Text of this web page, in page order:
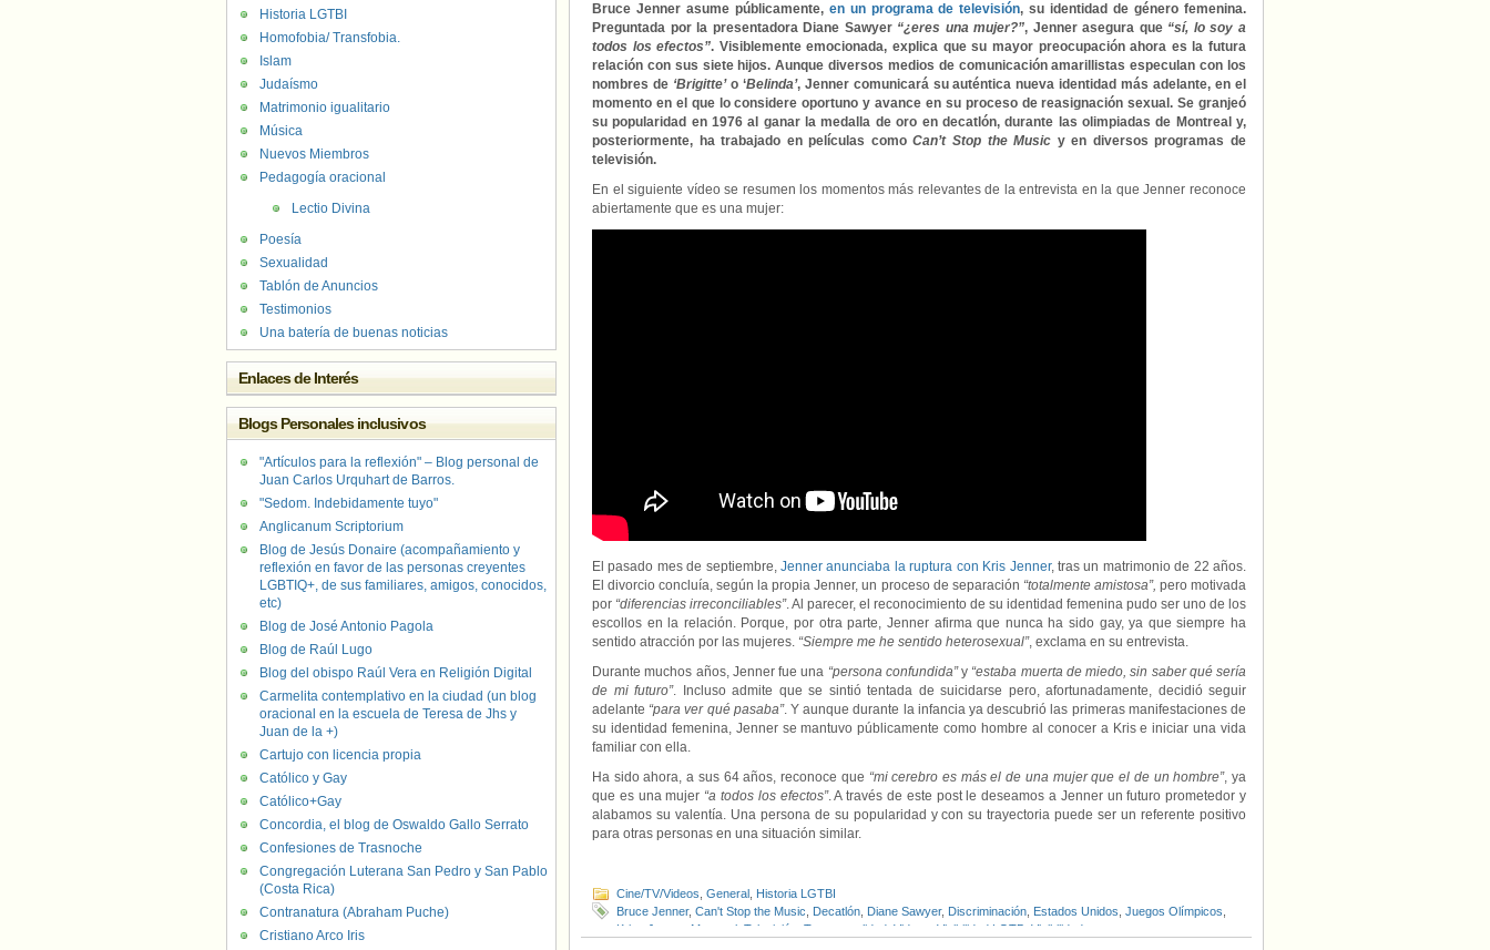
Bruce Jenner asume públicamente, en un programa de televisión, su identidad de género femenina.
Preguntada por la presentadora Diane Sawyer “¿eres una mujer?”, Jenner asegura que “sí, lo soy a
todos los efectos”. Visiblemente emocionada, explica que su mayor preocupación ahora es la futura
relación con sus siete hijos. Aunque diversos medios de comunicación amarillistas especulan con los
nombres de‘Brigitte’o ‘Belinda’, Jenner comunicará su auténtica nueva identidad más adelante, en el
momento en el que lo considere oportuno y avance en su proceso de reasignación sexual. Se granjeó
su popularidad en 1976 al ganar la medalla de oro en decatlón, durante las olimpiadas de Montreal y,
posteriormente, ha trabajado en películas comoCan’t Stop the Music y en diversos programas de
televisión.
En el siguiente vídeo se resumen los momentos más relevantes de la entrevista en la que Jenner reconoce
abiertamente que es una mujer:
El pasado mes de septiembre,Jenner anunciaba la ruptura con Kris Jenner, tras un matrimonio de 22 años.
El divorcio concluía, según la propia Jenner, un proceso de separación “totalmente amistosa”, pero motivada
por “diferencias irreconciliables”. Al parecer, el reconocimiento de su identidad femenina pudo ser uno de los
escollos en la relación. Porque, por otra parte, Jenner afirma que nunca ha sido gay, ya que siempre ha
sentido atracción por las mujeres. “Siempre me he sentido heterosexual”, exclama en su entrevista.
Durante muchos años, Jenner fue una “persona confundida”y “estaba muerta de miedo, sin saber qué sería
de mi futuro”. Incluso admite que se sintió tentada de suicidarse pero, afortunadamente, decidió seguir
adelante “para ver qué pasaba”. Y aunque durante la infancia ya descubrió las primeras manifestaciones de
su identidad femenina, Jenner se mantuvo públicamente como hombre al conocer a Kris e iniciar una vida
familiar con ella.
Ha sido ahora, a sus 64 años, reconoce que “mi cerebro es más el de una mujer que el de un hombre”, ya
que es una mujer “a todos los efectos”. A través de este post le deseamos a Jenner un futuro prometedor y
alabamos su valentía. Una persona de su popularidad y con su trayectoria puede ser un referente positivo
para otras personas en una situación similar.
Cine/TV/Videos General Historia LGTBI
Bruce Jenner, Can't Stop the Music Decatlón Diane Sawyer, Discriminación Estados Unidos Juegos Olímpicos
Kriss Jenner
Montreal Televisión Transexualidad Videos Visibilidad LGTB Visibilidad trans
Historia LGTBI
Homofobia/ Transfobia.
Islam
Judaísmo
Matrimonio igualitario
Música
Nuevos Miembros
Pedagogía oracional
Lectio Divina
Poesía
Sexualidad
Tablón de Anuncios
Testimonios
Una batería de buenas noticias
Enlaces de Interés
Blogs Personales inclusivos
"Artículos para la reflexión" – Blog personal de
Juan Carlos Urquhart de Barros.
"Sedom. Indebidamente tuyo"
Anglicanum Scriptorium
Blog de Jesús Donaire (acompañamiento y
reflexión en favor de las personas creyentes
LGBTIQ+, de sus familiares, amigos, conocidos,
etc)
Blog de José Antonio Pagola
Blog de Raúl Lugo
Blog del obispo Raúl Vera en Religión Digital
Carmelita contemplativo en la ciudad (un blog
oracional en la escuela de Teresa de Jhs y
Juan de la +)
Cartujo con licencia propia
Católico y Gay
Católico+Gay
Concordia, el blog de Oswaldo Gallo Serrato
Confesiones de Trasnoche
Congregación Luterana San Pedro y San Pablo
(Costa Rica)
Contranatura (Abraham Puche)
Cristiano Arco Iris